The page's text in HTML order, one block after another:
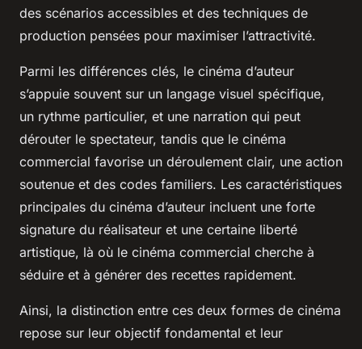
des scénarios accessibles et des techniques de
production pensées pour maximiser l’attractivité.
Parmi les différences clés, le cinéma d’auteur
s’appuie souvent sur un langage visuel spécifique,
un rythme particulier, et une narration qui peut
dérouter le spectateur, tandis que le cinéma
commercial favorise un déroulement clair, une action
soutenue et des codes familiers. Les caractéristiques
principales du cinéma d’auteur incluent une forte
signature du réalisateur et une certaine liberté
artistique, là où le cinéma commercial cherche à
séduire et à générer des recettes rapidement.
Ainsi, la distinction entre ces deux formes de cinéma
repose sur leur objectif fondamental et leur